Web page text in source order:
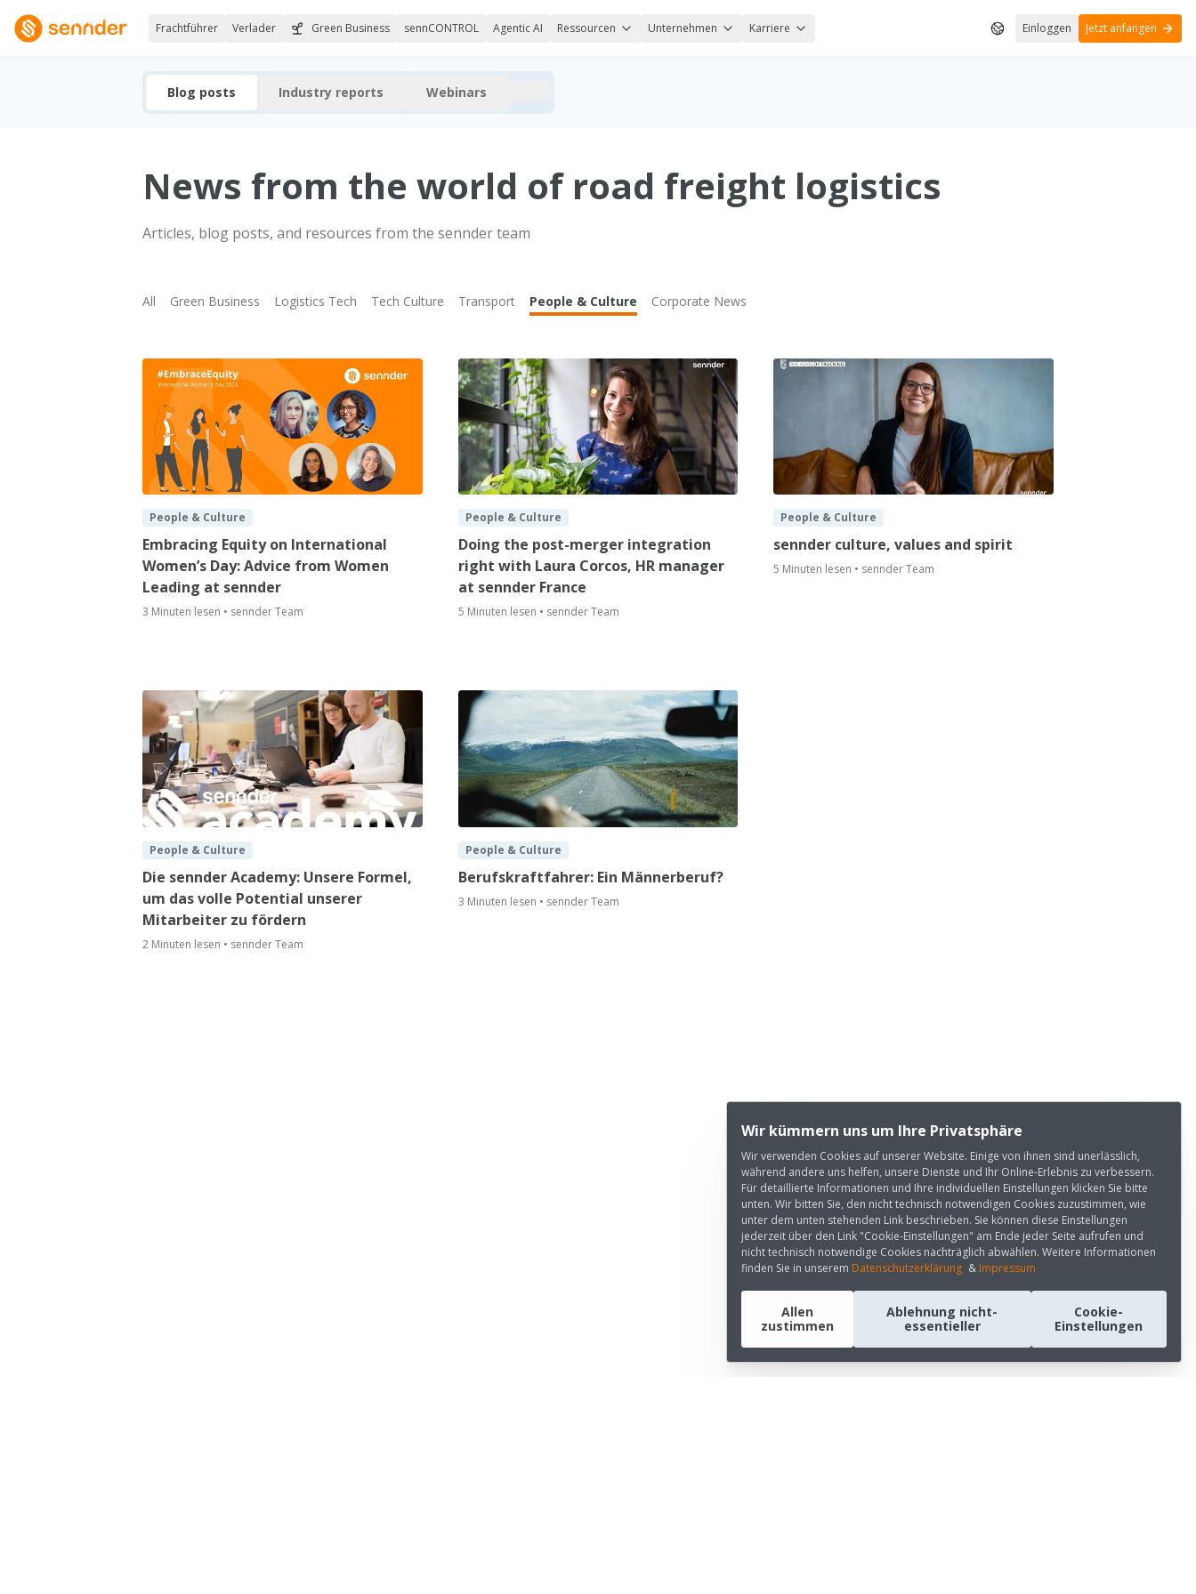
Frachtführer Verlader Green Business sennCONTROL Agentic AI Ressourcen Unternehmen Karriere Einloggen Jetzt anfangen
Wir kümmern uns um Ihre Privatsphäre
Wir verwenden Cookies auf unserer Website. Einige von ihnen sind unerlässlich,
während andere uns helfen, unsere Dienste und Ihr Online-Erlebnis zu verbessern.
Für detaillierte Informationen und Ihre individuellen Einstellungen klicken Sie bitte
unten. Wir bitten Sie, den nicht technisch notwendigen Cookies zuzustimmen, wie
unter dem unten stehenden Link beschrieben. Sie können diese Einstellungen
jederzeit über den Link "Cookie-Einstellungen" am Ende jeder Seite aufrufen und
nicht technisch notwendige Cookies nachträglich abwählen. Weitere Informationen
finden Sie in unserem Datenschutzerklärung & Impressum
Allen
zustimmen
Ablehnung nicht-
essentieller
Cookie-
Einstellungen
Blog posts Industry reports Webinars
News from the world of road freight logistics
Articles, blog posts, and resources from the sennder team
All Green Business Logistics Tech Tech Culture Transport People & Culture Corporate News
People & Culture
Embracing Equity on International
Women’s Day: Advice from Women
Leading at sennder
3 Minuten lesen • sennder Team
People & Culture
Doing the post-merger integration
right with Laura Corcos, HR manager
at sennder France
5 Minuten lesen • sennder Team
People & Culture
sennder culture, values and spirit
5 Minuten lesen • sennder Team
People & Culture
Die sennder Academy: Unsere Formel,
um das volle Potential unserer
Mitarbeiter zu fördern
2 Minuten lesen • sennder Team
People & Culture
Berufskraftfahrer: Ein Männerberuf?
3 Minuten lesen • sennder Team